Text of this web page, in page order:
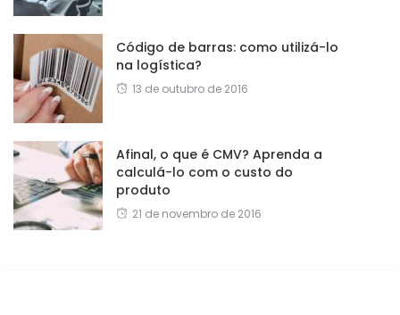
Código de barras: como utilizá-lo
na logística?
13 de outubro de 2016
Afinal, o que é CMV? Aprenda a
calculá-lo com o custo do
produto
21 de novembro de 2016